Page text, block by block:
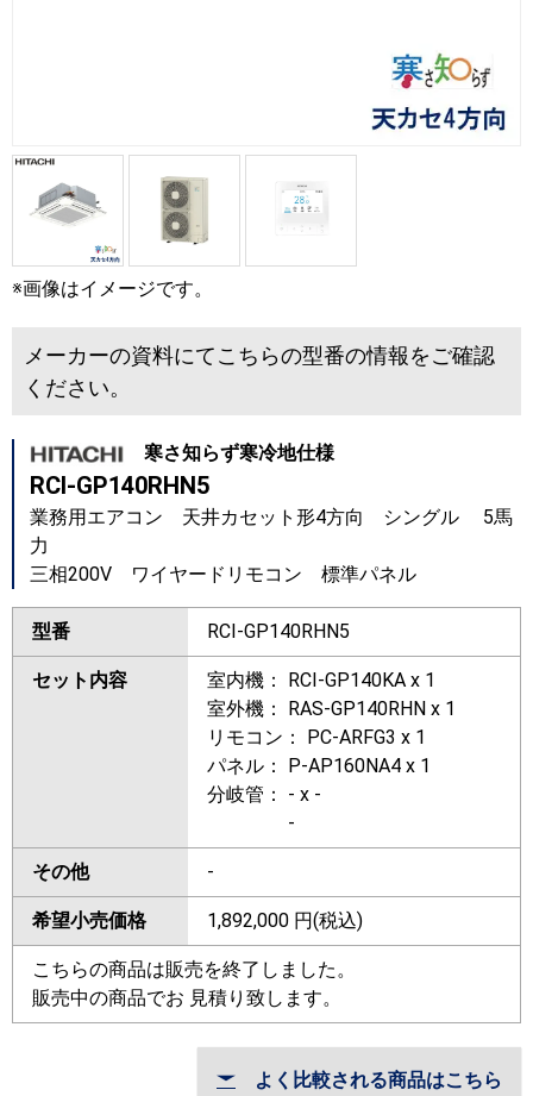
※画像はイメージです。
メーカーの資料にてこちらの型番の情報をご確認
ください。
寒さ知らず寒冷地仕様
RCI-GP140RHN5
業務用エアコン 天井カセット形4方向 シングル 5馬
力
三相200V ワイヤードリモコン 標準パネル
型番 RCI-GP140RHN5
セット内容
室内機： RCI-GP140KA x 1
室外機： RAS-GP140RHN x 1
リモコン： PC-ARFG3 x 1
パネル： P-AP160NA4 x 1
分岐管： - x -
-
その他 -
希望小売価格 1,892,000 円(税込)
こちらの商品は販売を終了しました。
販売中の商品でお 見積り致します。
よく比較される商品はこちら